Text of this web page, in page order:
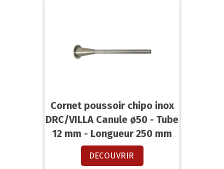
Cornet poussoir chipo inox
DRC/VILLA Canule ø50 - Tube
12 mm - Longueur 250 mm
DECOUVRIR